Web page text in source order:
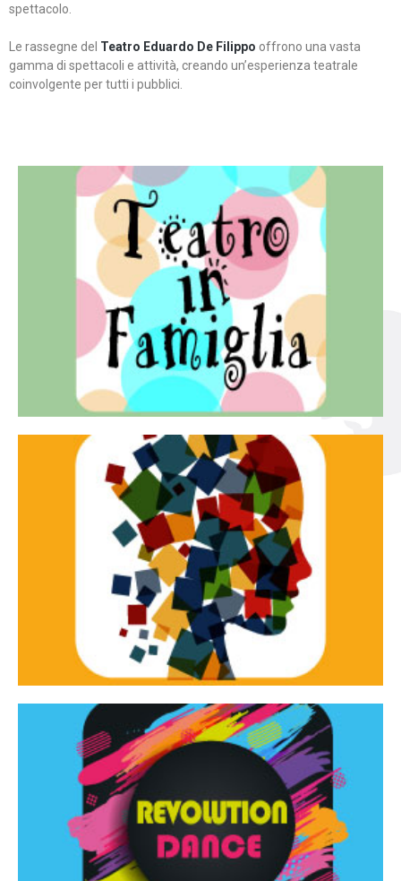
spettacolo.
Le rassegne del Teatro Eduardo De Filippo offrono una vasta
gamma di spettacoli e attività, creando un’esperienza teatrale
coinvolgente per tutti i pubblici.
Teatro in famiglia
Teatro In Famiglia è una rassegna di teatro concepita
per far condividere e godere del teatro all’intera
famiglia.
Continua
Tracce dinamiche
Tracce Dinamiche è una rassegna di teatro
d’innovazione e sperimentale.
Continua
Revolution Dance
Rassegna di danza contemporanea – I Edizione